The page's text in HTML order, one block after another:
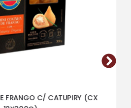
FRANGO C/ CATUPIRY (CX